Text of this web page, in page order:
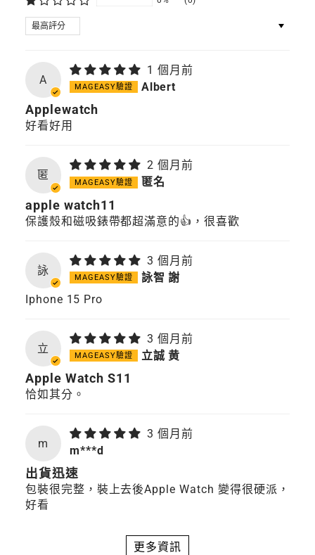
SORT BY
A
1 個月前
Albert
Applewatch
好看好用
匿
2 個月前
匿名
apple watch11
保護殼和磁吸錶帶都超滿意的👍，很喜歡
詠
3 個月前
詠智 謝
Iphone 15 Pro
立
3 個月前
立誠 黄
Apple Watch S11
恰如其分。
m
3 個月前
m***d
出貨迅速
包裝很完整，裝上去後Apple Watch 變得很硬派，
好看
更多資訊